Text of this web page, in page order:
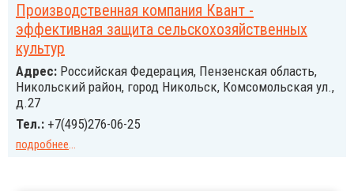
Производственная компания Квант -
эффективная защита сельскохозяйственных
культур
Адрес: Российcкая Федерация, Пензенская область,
Никольский район, город Никольск, Комсомольская ул.,
д.27
Тел.: +7(495)276-06-25
подробнее...